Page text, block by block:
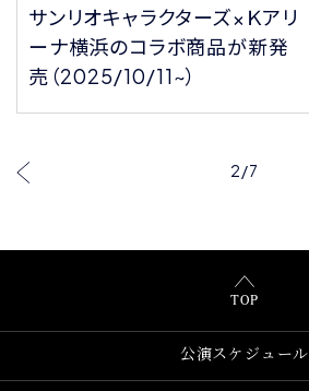
サンリオキャラクターズ×Ｋアリ
ーナ横浜のコラボ商品が新発
売（2025/10/11~）
2/7
TOP
公演スケジュール